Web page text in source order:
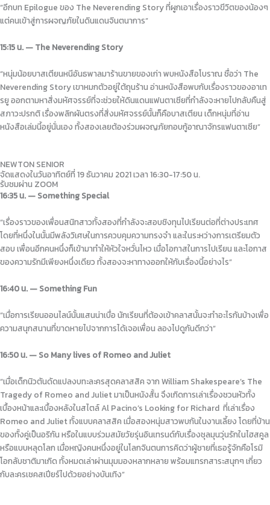
“อีกบท Epilogue ของ The Neverending Story ที่ผูกเอาเรื่องราวขีวิตของน้องๆ
แต่คนเข้าสู่การผจญภัยในดินแดนจินตนาการ”
15:15 น. — The Neverending Story
“หนุ่มน้อยบาสเตียนหนีอันธพาลมาร้านขายของเก่า พบหนังสือโบราณ ชื่อว่า The
Neverending Story เขาหมกตัวอยู่ใต้ถุนร้าน อ่านหนังสือพบกับเรื่องราวของอาเท
รยู ออกตามหาสิ่งมหัศจรรย์ที่จะช่วยให้ดินแดนแฟนตาเซียที่กำลังจะหายไปกลับคืนสู่
สภาวะปรกติ เรื่องพลิกผันตรงที่สิ่งมหัศจรรย์นั้นก็คือบาสเตียน เด็กหนุ่มที่อ่าน
หนังสือเล่มนี้อยู่นั่นเอง ทั้งสองเลยต้องร่วมผจญภัยกอบกู้อาณาจักรแฟนตาเซีย”
NEWTON SENIOR
จัดแสดงในวันอาทิตย์ที่ 19 ธันวาคม 2021 เวลา 16:30-17:50 น.
รับชมผ่าน ZOOM
16:35 น. — Something Special
“เรื่องราวของเพื่อนสนิทสาวทั้งสองที่กำลังจะสอบชิงทุนไปเรียนต่อที่ต่างประเทศ
โดยที่หนึ่งในนั้นมีพลังวิเศษในการควบคุมความทรงจำ และในระหว่างการเตรียมตัว
สอบ เพื่อนอีกคนหนึ่งก็เข้ามาทำให้หัวใจหวั่นไหว เมื่อโอกาสในการไปเรียน และโอกาส
ของความรักมีเพียงหนึ่งเดียว ทั้งสองจะหาทางออกให้กับเรื่องนี้อย่างไร”
16:40 น. — Something Fun
“เมื่อการเรียนออนไลน์นั้นแสนน่าเบื่อ นักเรียนที่ต้องเข้าคลาสนั้นจะทำอะไรกันบ้างเพื่อ
ความสนุกสนานที่ขาดหายไปจากการได้เจอเพื่อน ลองไปดูกันดีกว่า”
16:50 น. — So Many lives of Romeo and Juliet
“เมื่อเด็กนิวตันดัดแปลงบทะละครสุดคลาสสิค จาก William Shakespeare’s The
Tragedy of Romeo and Juliet มาเป็นหนังสั้น จึงเกิดการเล่าเรื่องชวนหัวทั้ง
เบื้องหน้าและเบื้องหลังในสไตล์ Al Pacino’s Looking for Richard ที่เล่าเรื่อง
Romeo and Juliet ทั้งแบบคลาสสิค เมื่อสองหนุ่มสาวพบกันในงานเลี้ยง โดยที่บ้าน
ของทั้งคู่เป็นอริกัน หรือในแบบร่วมสมัยวัยรุ่นอินเทรนด์กับเรื่องชุลมุนวุ่นรักในไฮสคูล
หรือแบบหลุดโลก เมื่อหญิงคนหนึ่งอยู่ในโลกจินตนการคิดว่าผู้ชายที่เธอรู้จักคือโรมิ
โอกลับชาติมาเกิด ทั้งหมดเล่าผ่านมุมมองหลากหลาย พร้อมแทรกสาระสนุกๆ เกี่ยว
กับละครเชคสเปียร์ไปด้วยอย่างบันเทิง”